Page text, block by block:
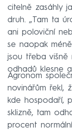
citelně zasáhly
druh. „Tam ta
ani poloviční
se naopak
jsou třeba višně
odhadů klesne
Agronom
novinářům řekl,
kde hospodaří,
sklizně, tam
procent